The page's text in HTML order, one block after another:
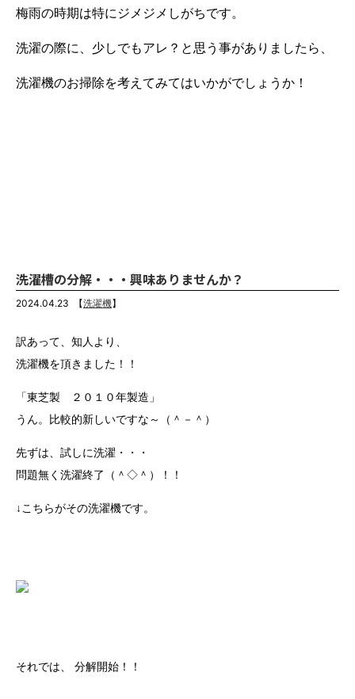
梅雨の時期は特にジメジメしがちです。
洗濯の際に、少しでもアレ？と思う事がありましたら、
洗濯機のお掃除を考えてみてはいかがでしょうか！
洗濯槽の分解・・・興味ありませんか？
2024.04.23 【洗濯機】
訳あって、知人より、
洗濯機を頂きました！！
「東芝製 ２０１０年製造」
うん。比較的新しいですな～（＾－＾）
先ずは、試しに洗濯・・・
問題無く洗濯終了（＾◇＾）！！
↓こちらがその洗濯機です。
それでは、 分解開始！！